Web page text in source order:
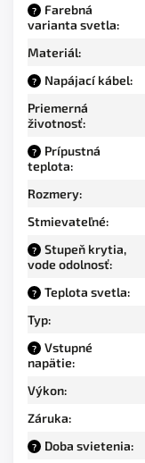
?
Farebná
varianta svetla:
Materiál:
? Napájací kábel:
Priemerná
životnosť:
?
Prípustná
teplota:
Rozmery:
Stmievateľné:
?
Stupeň krytia,
vode odolnosť:
? Teplota svetla:
Typ:
?
Vstupné
napätie:
Výkon:
Záruka:
? Doba svietenia: